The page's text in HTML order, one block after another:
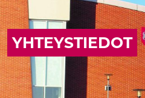
YHTEYSTIEDOT